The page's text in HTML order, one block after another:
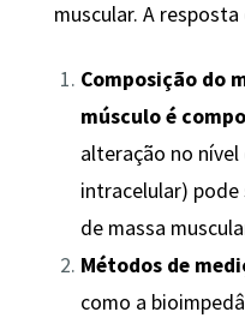
muscular. A
Composição do
músculo é
alteração no
intracelular)
de massa
Métodos de
como a